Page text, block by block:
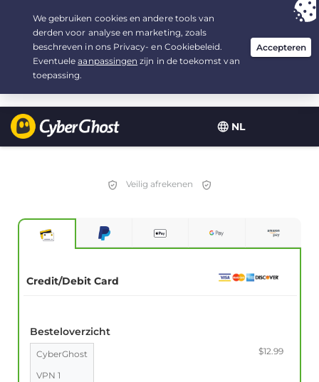
NL
Uw keuze:de beste aanbieding voor 3.3333333333333 jaar, voor $
2.23/maand
Veilig afrekenen
Credit/Debit Card
Besteloverzicht
CyberGhost
VPN 1
$12.99